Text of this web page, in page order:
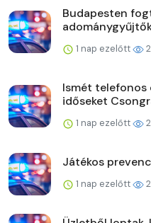
Budapesten
1 nap ezelőtt
Ismét telefonos
időseket
1 nap ezelőtt
Játékos
1 nap ezelőtt